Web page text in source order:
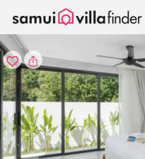
Cookies beheer paneel